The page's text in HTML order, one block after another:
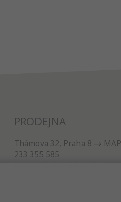
PRODEJNA
Thámova 32, Praha 8
233 355 585